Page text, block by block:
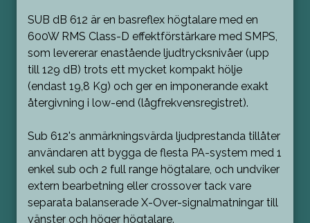
SUB dB 612 är en basreflex högtalare med en
600W RMS Class-D effektförstärkare med SMPS,
som levererar enastående ljudtrycksnivåer (upp
till 129 dB) trots ett mycket kompakt hölje
(endast 19,8 Kg) och ger en imponerande exakt
återgivning i low-end (lågfrekvensregistret).
Sub 612's anmärkningsvärda ljudprestanda tillåter
användaren att bygga de flesta PA-system med 1
enkel sub och 2 full range högtalare, och undviker
extern bearbetning eller crossover tack vare
separata balanserade X-Over-signalmatningar till
vänster och höger högtalare.